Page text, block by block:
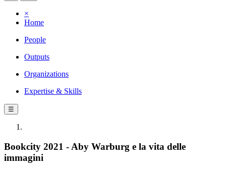
×
Home
People
Outputs
Organizations
Expertise & Skills
☰
Bookcity 2021 - Aby Warburg e la vita delle
immagini